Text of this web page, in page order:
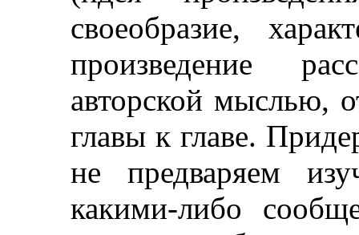
своеобразие,
произведение
авторской мыслью,
главы к главе.
не предваряем
какими-либо